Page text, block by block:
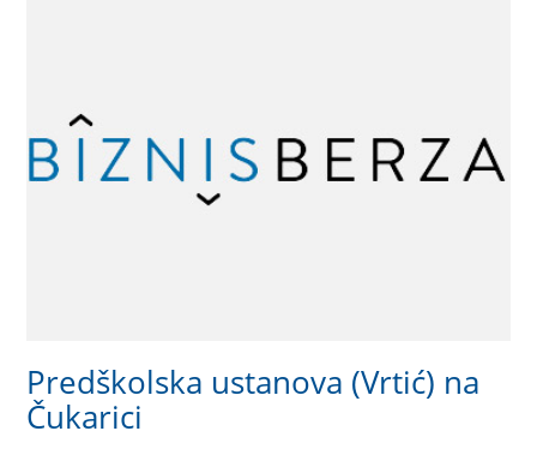
Predškolska ustanova (Vrtić) na
Čukarici